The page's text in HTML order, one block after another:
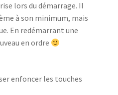
lors du démarrage. Il
à son minimum, mais
En redémarrant une
en ordre
enfoncer les touches